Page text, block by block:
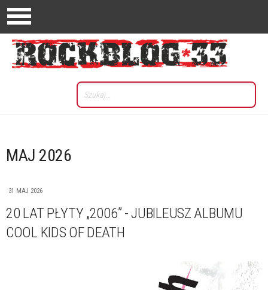
MAJ 2026
31 MAJ 2026
20 LAT PŁYTY „2006” - JUBILEUSZ ALBUMU
COOL KIDS OF DEATH